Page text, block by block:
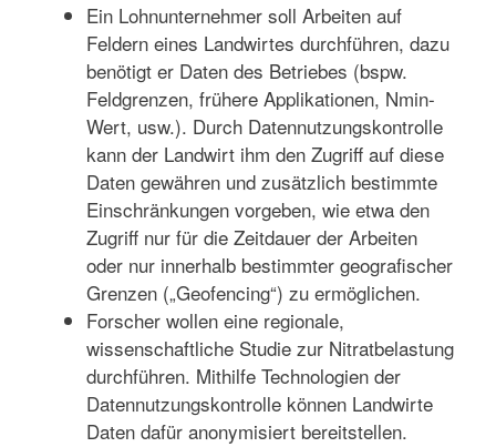
Ein Lohnunternehmer soll Arbeiten auf
Feldern eines Landwirtes durchführen, dazu
benötigt er Daten des Betriebes (bspw.
Feldgrenzen, frühere Applikationen, Nmin-
Wert, usw.). Durch Datennutzungskontrolle
kann der Landwirt ihm den Zugriff auf diese
Daten gewähren und zusätzlich bestimmte
Einschränkungen vorgeben, wie etwa den
Zugriff nur für die Zeitdauer der Arbeiten
oder nur innerhalb bestimmter geografischer
Grenzen („Geofencing“) zu ermöglichen.
Forscher wollen eine regionale,
wissenschaftliche Studie zur Nitratbelastung
durchführen. Mithilfe Technologien der
Datennutzungskontrolle können Landwirte
Daten dafür anonymisiert bereitstellen.